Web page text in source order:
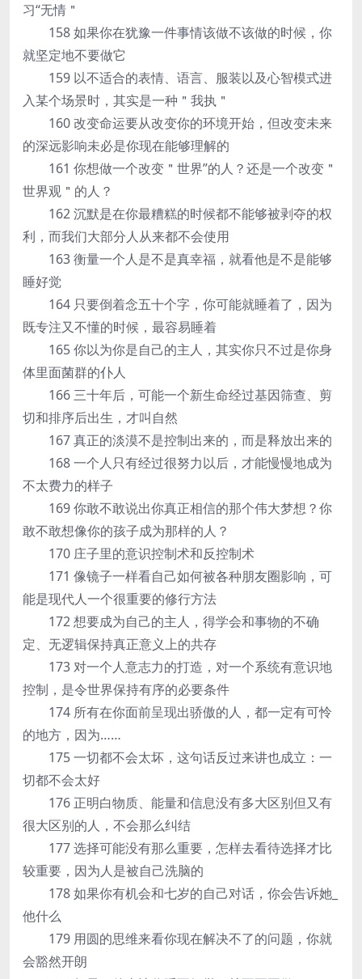
习“无情＂
158 如果你在犹豫一件事情该做不该做的时候，你
就坚定地不要做它
159 以不适合的表情、语言、服装以及心智模式进
入某个场景时，其实是一种＂我执＂
160 改变命运要从改变你的环境开始，但改变未来
的深远影响未必是你现在能够理解的
161 你想做一个改变＂世界”的人？还是一个改变＂
世界观＂的人？
162 沉默是在你最糟糕的时候都不能够被剥夺的权
利，而我们大部分人从来都不会使用
163 衡量一个人是不是真幸福，就看他是不是能够
睡好觉
164 只要倒着念五十个字，你可能就睡着了，因为
既专注又不懂的时候，最容易睡着
165 你以为你是自己的主人，其实你只不过是你身
体里面菌群的仆人
166 三十年后，可能一个新生命经过基因筛查、剪
切和排序后出生，才叫自然
167 真正的淡漠不是控制出来的，而是释放出来的
168 一个人只有经过很努力以后，才能慢慢地成为
不太费力的样子
169 你敢不敢说出你真正相信的那个伟大梦想？你
敢不敢想像你的孩子成为那样的人？
170 庄子里的意识控制术和反控制术
171 像镜子一样看自己如何被各种朋友圈影响，可
能是现代人一个很重要的修行方法
172 想要成为自己的主人，得学会和事物的不确
定、无逻辑保持真正意义上的共存
173 对一个人意志力的打造，对一个系统有意识地
控制，是令世界保持有序的必要条件
174 所有在你面前呈现出骄傲的人，都一定有可怜
的地方，因为……
175 一切都不会太坏，这句话反过来讲也成立：一
切都不会太好
176 正明白物质、能量和信息没有多大区别但又有
很大区别的人，不会那么纠结
177 选择可能没有那么重要，怎样去看待选择才比
较重要，因为人是被自己洗脑的
178 如果你有机会和七岁的自己对话，你会告诉她_
他什么
179 用圆的思维来看你现在解决不了的问题，你就
会豁然开朗